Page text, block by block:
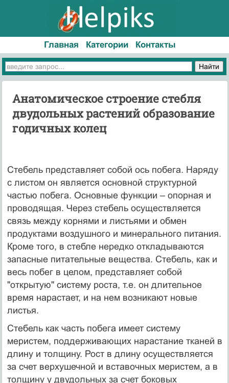
Главная Категории Контакты
Анатомическое строение стебля
двудольных растений образование
годичных колец
Стебель представляет собой ось побега. Наряду
с листом он является основной структурной
частью побега. Основные функции – опорная и
проводящая. Через стебель осуществляется
связь между корнями и листьями и обмен
продуктами воздушного и минерального питания.
Кроме того, в стебле нередко откладываются
запасные питательные вещества. Стебель, как и
весь побег в целом, представляет собой
"открытую" систему роста, т.е. он длительное
время нарастает, и на нем возникают новые
листья.
Стебель как часть побега имеет систему
меристем, поддерживающих нарастание тканей в
длину и толщину. Рост в длину осуществляется
за счет верхушечной и вставочных меристем, а в
толщину у двудольных за счет боковых